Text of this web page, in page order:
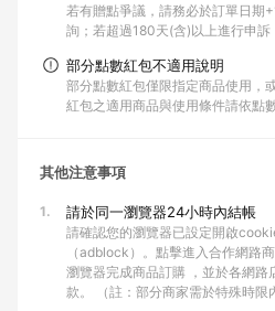
若有贈點爭議，請務必於訂單日期
詢；若超過180天(含)以上進行申訴
部分點數紅包不適用說明
部分點數紅包僅限指定商品使用，
紅包之適用商品與使用條件請依點
其他注意事項
1. 請於同一瀏覽器24小時內結帳
請確認您的瀏覽器已設定開啟
（adblock）。點擊進入合作網路
瀏覽器完成商品訂購 ，並於各網
款。 （註：部分商家需於特殊時限